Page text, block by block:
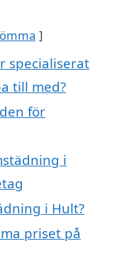
specialiserat
till med?
för
i
i Hult?
priset på